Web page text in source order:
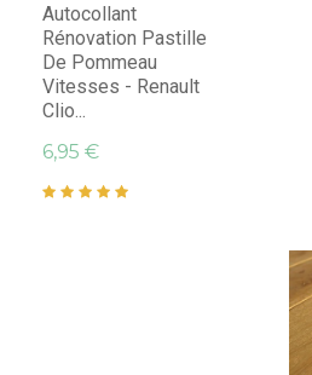
Autocollant
Rénovation Pastille
De Pommeau
Vitesses - Renault
Clio...
6,95 €